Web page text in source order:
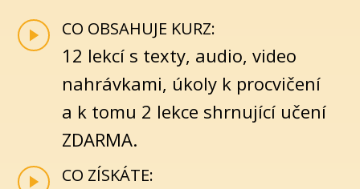
CO OBSAHUJE KURZ:
12 lekcí s texty, audio, video
nahrávkami, úkoly k procvičení
a k tomu 2 lekce shrnující učení
ZDARMA.
CO ZÍSKÁTE: